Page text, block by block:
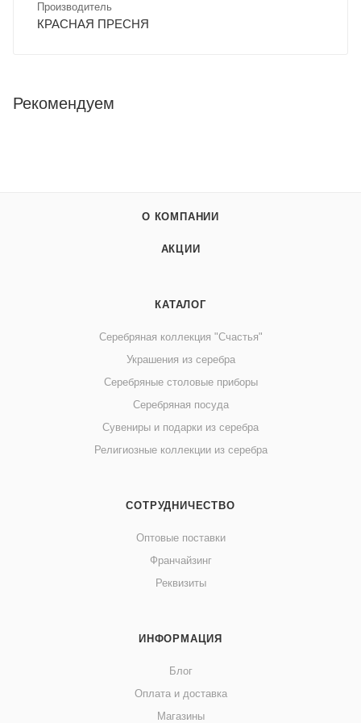
Производитель
КРАСНАЯ ПРЕСНЯ
Рекомендуем
О КОМПАНИИ
АКЦИИ
КАТАЛОГ
Серебряная коллекция "Счастья"
Украшения из серебра
Серебряные столовые приборы
Серебряная посуда
Сувениры и подарки из серебра
Религиозные коллекции из серебра
СОТРУДНИЧЕСТВО
Оптовые поставки
Франчайзинг
Реквизиты
ИНФОРМАЦИЯ
Блог
Оплата и доставка
Магазины